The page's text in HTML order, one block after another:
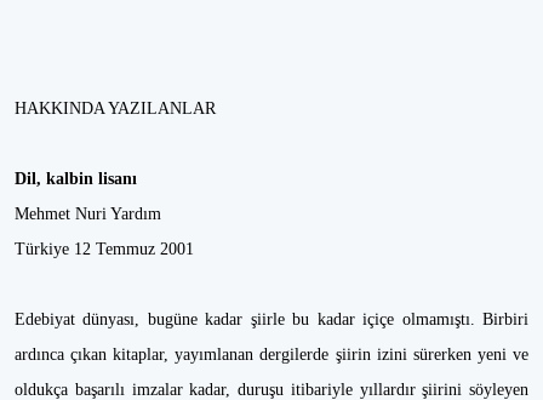
HAKKINDA YAZILANLAR
Dil, kalbin lisanı
Mehmet Nuri Yardım
Türkiye 12 Temmuz 2001
Edebiyat dünyası, bugüne kadar şiirle bu kadar içiçe olmamıştı. Birbiri
ardınca çıkan kitaplar, yayımlanan dergilerde şiirin izini sürerken yeni ve
oldukça başarılı imzalar kadar, duruşu itibariyle yıllardır şiirini söyleyen